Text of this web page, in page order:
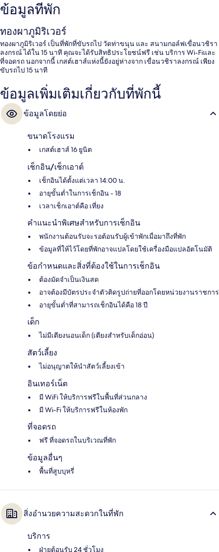
ข้อมูลที่พัก
ทองผาภูมิริเวอร์
ทองผาภูมิริเวอร์ เป็นที่พักที่ขับรถไป วัดท่าขนุน และ สนามกอล์ฟเขื่อนวชิรา
ลงกรณ์ ได้ใน 15 นาที คุณจะได้รับสิทธิประโยชน์ฟรี เช่น บริการ Wi-Fiและ
ที่จอดรถ นอกจากนี้ เกสต์เฮาส์แห่งนี้ยังอยู่ห่างจาก เขื่อนวชิราลงกรณ์ เพียง
ขับรถไป 15 นาที
ข้อมูลเพิ่มเติมเกี่ยวกับที่พักนี้
ข้อมูลโดยย่อ
ขนาดโรงแรม
เกสต์เฮาส์ 16 ยูนิต
เช็กอิน/เช็กเอาต์
เช็กอินได้ตั้งแต่เวลา 14:00 น.
อายุขั้นต่ำในการเช็กอิน - 18
เวลาเช็กเอาต์คือ เที่ยง
คำแนะนำพิเศษสำหรับการเช็กอิน
พนักงานต้อนรับจะรอต้อนรับผู้เข้าพักเมื่อมาถึงที่พัก
ข้อมูลที่ให้ไว้โดยที่พักอาจแปลโดยใช้เครื่องมือแปลอัตโนมัติ
ข้อกำหนดและสิ่งที่ต้องใช้ในการเช็กอิน
ต้องมัดจำเป็นเงินสด
อาจต้องมีบัตรประจำตัวติดรูปถ่ายที่ออกโดยหน่วยงานราชการ
อายุขั้นต่ำที่สามารถเช็กอินได้คือ 18 ปี
เด็ก
ไม่มีเตียงนอนเด็ก (เตียงสำหรับเด็กอ่อน)
สัตว์เลี้ยง
ไม่อนุญาตให้นำสัตว์เลี้ยงเข้า
อินเทอร์เน็ต
มี WiFi ให้บริการฟรีในพื้นที่ส่วนกลาง
มี Wi-Fi ให้บริการฟรีในห้องพัก
ที่จอดรถ
ฟรี ที่จอดรถในบริเวณที่พัก
ข้อมูลอื่นๆ
พื้นที่สูบบุหรี่
สิ่งอำนวยความสะดวกในที่พัก
บริการ
ฝ่ายต้อนรับ 24 ชั่วโมง